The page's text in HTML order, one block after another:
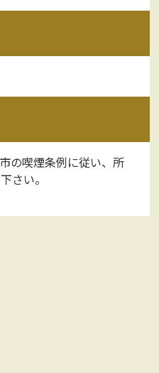
の喫煙条例に従い、所
さい。